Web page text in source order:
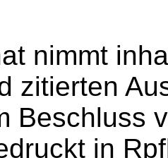
nimmt
zitierten
Beschluss
in